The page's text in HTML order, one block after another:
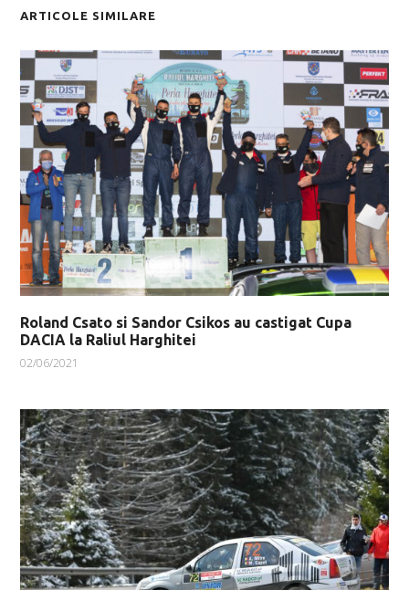
ARTICOLE SIMILARE
Roland Csato si Sandor Csikos au castigat Cupa
DACIA la Raliul Harghitei
02/06/2021